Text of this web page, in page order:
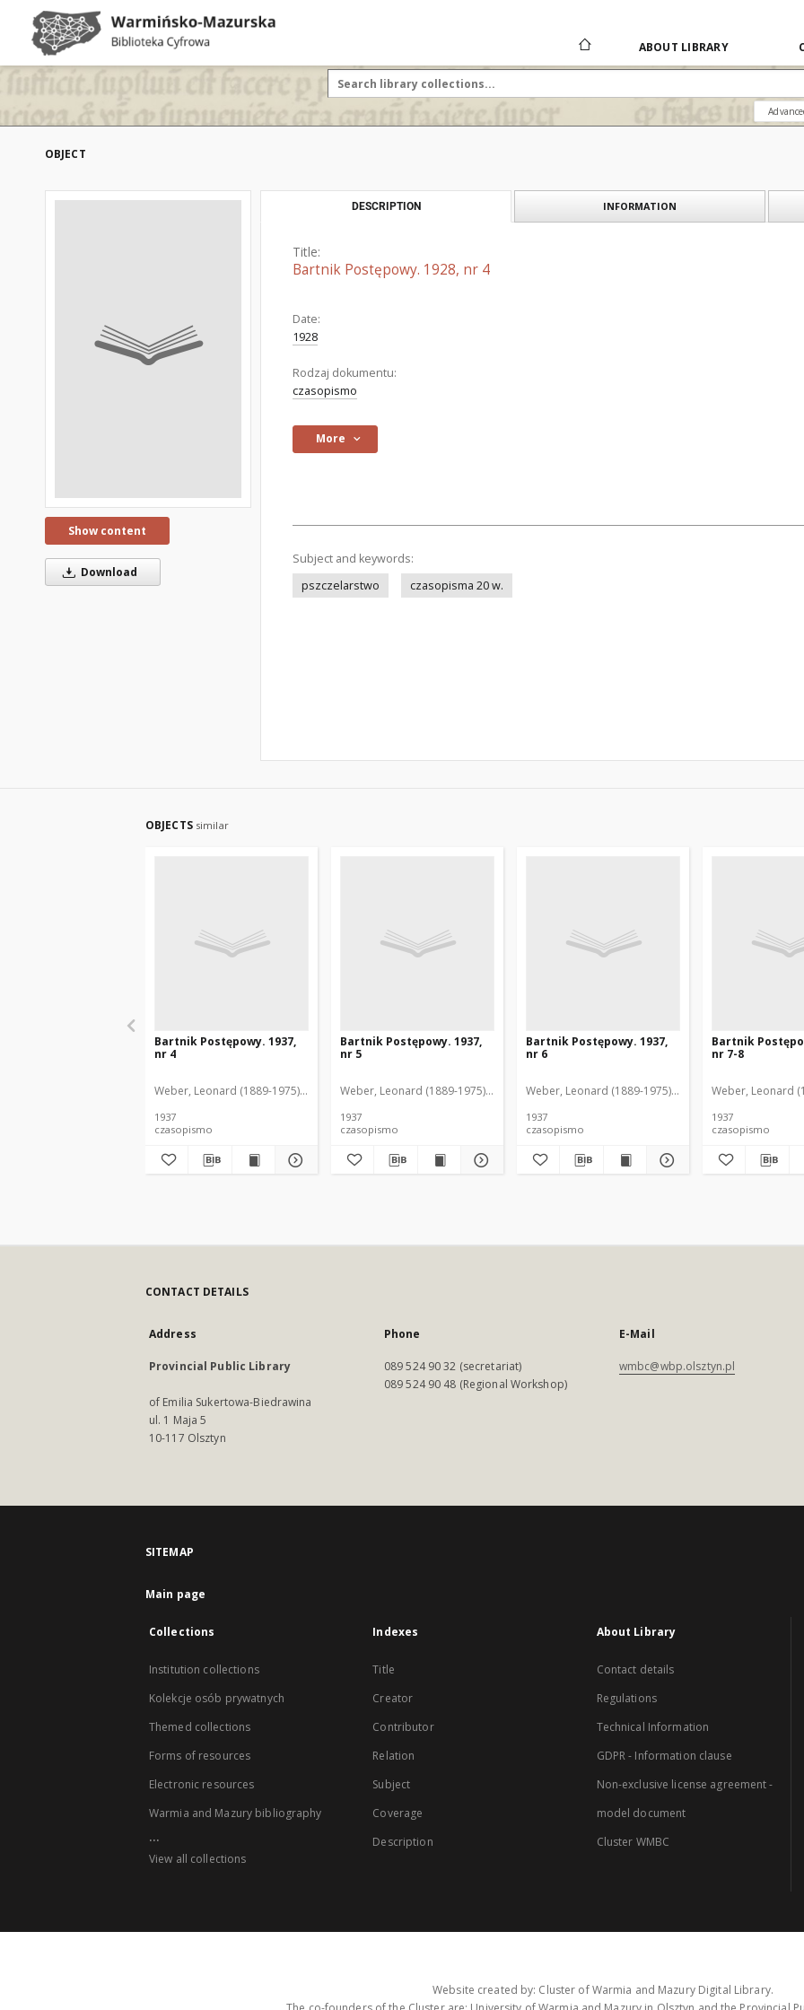
ABOUT LIBRARY
OBJECT
Show content
Download
DESCRIPTION INFORMATION
Title:
Bartnik Postępowy. 1928, nr 4
Date:
1928
Rodzaj dokumentu:
czasopismo
More
Subject and keywords:
pszczelarstwo
czasopisma 20 w.
OBJECTS similar
Bartnik Postępowy. 1937,
nr 4
Weber, Leonard (1889-1975). Red. Ciesielski, Teofil (1846-1916). Red.
1937
czasopismo
Bartnik Postępowy. 1937,
nr 5
Weber, Leonard (1889-1975). Red. Ciesielski, Teofil (1846-1916). Red.
1937
czasopismo
Bartnik Postępowy. 1937,
nr 6
Weber, Leonard (1889-1975). Red. Ciesielski, Teofil
1937
czasopismo
Bartnik
nr 7-8
Weber, Leonard
1937
czasopismo
CONTACT DETAILS
Address
Provincial Public Library
of Emilia Sukertowa-Biedrawina
ul. 1 Maja 5
10-117 Olsztyn
Phone
089 524 90 32 (secretariat)
089 524 90 48 (Regional Workshop)
E-Mail
wmbc@wbp.olsztyn.pl
SITEMAP
Main page
Collections
Institution collections
Kolekcje osób prywatnych
Themed collections
Forms of resources
Electronic resources
Warmia and Mazury bibliography
...
View all collections
Indexes
Title
Creator
Contributor
Relation
Subject
Coverage
Description
About Library
Contact details
Regulations
Technical Information
GDPR - Information clause
Non-exclusive license agreement -
model document
Cluster WMBC
Website created by: Cluster of Warmia and Mazury Digital Library.